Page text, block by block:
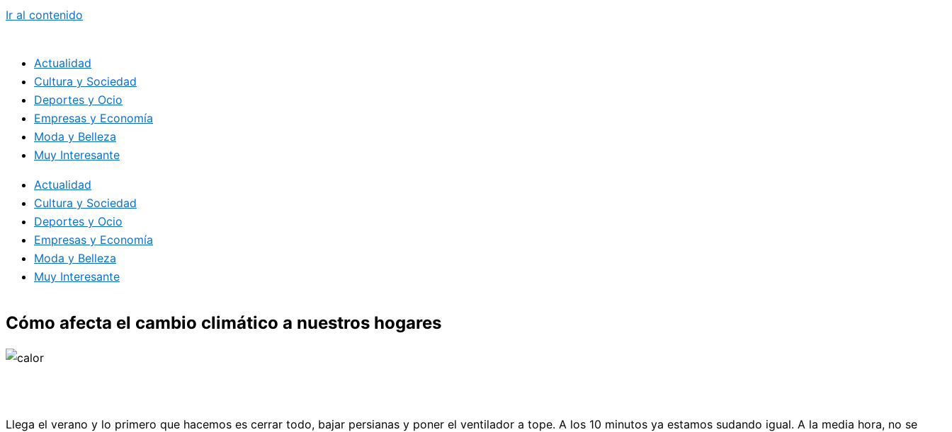
Ir al contenido
Actualidad
Cultura y Sociedad
Deportes y Ocio
Empresas y Economía
Moda y Belleza
Muy Interesante
Actualidad
Cultura y Sociedad
Deportes y Ocio
Empresas y Economía
Moda y Belleza
Muy Interesante
Cómo afecta el cambio climático a nuestros hogares
Llega el verano y lo primero que hacemos es cerrar todo, bajar persianas y poner el ventilador a tope. A los 10 minutos ya estamos sudando igual. A la media hora, no se